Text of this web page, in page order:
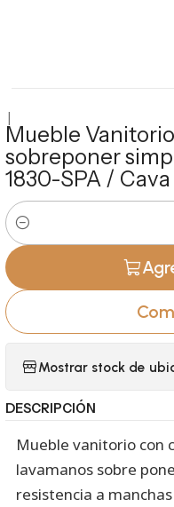
|
Mueble
sobreponer
1830-SPA / Cava
Cantidad
Mostrar stock de
DESCRIPCIÓN
Mueble vanitorio con
lavamanos sobre
resistencia a